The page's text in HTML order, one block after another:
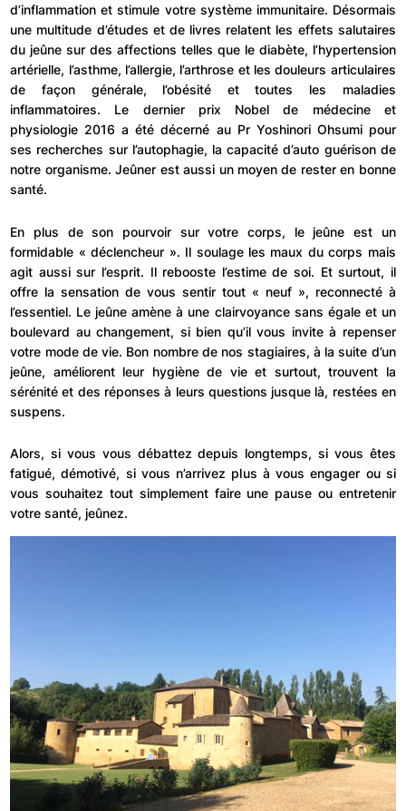
d’inflammation et stimule votre système immunitaire. Désormais
une multitude d’études et de livres relatent les effets salutaires
du jeûne sur des affections telles que le diabète, l’hypertension
artérielle, l’asthme, l’allergie, l’arthrose et les douleurs articulaires
de façon générale, l’obésité et toutes les maladies
inflammatoires. Le dernier prix Nobel de médecine et
physiologie 2016 a été décerné au Pr Yoshinori Ohsumi pour
ses recherches sur l’autophagie, la capacité d’auto guérison de
notre organisme. Jeûner est aussi un moyen de rester en bonne
santé.
En plus de son pourvoir sur votre corps, le jeûne est un
formidable « déclencheur ». Il soulage les maux du corps mais
agit aussi sur l’esprit. Il rebooste l’estime de soi. Et surtout, il
offre la sensation de vous sentir tout « neuf », reconnecté à
l’essentiel. Le jeûne amène à une clairvoyance sans égale et un
boulevard au changement, si bien qu’il vous invite à repenser
votre mode de vie. Bon nombre de nos stagiaires, à la suite d’un
jeûne, améliorent leur hygiène de vie et surtout, trouvent la
sérénité et des réponses à leurs questions jusque là, restées en
suspens.
Alors, si vous vous débattez depuis longtemps, si vous êtes
fatigué, démotivé, si vous n’arrivez plus à vous engager ou si
vous souhaitez tout simplement faire une pause ou entretenir
votre santé, jeûnez.